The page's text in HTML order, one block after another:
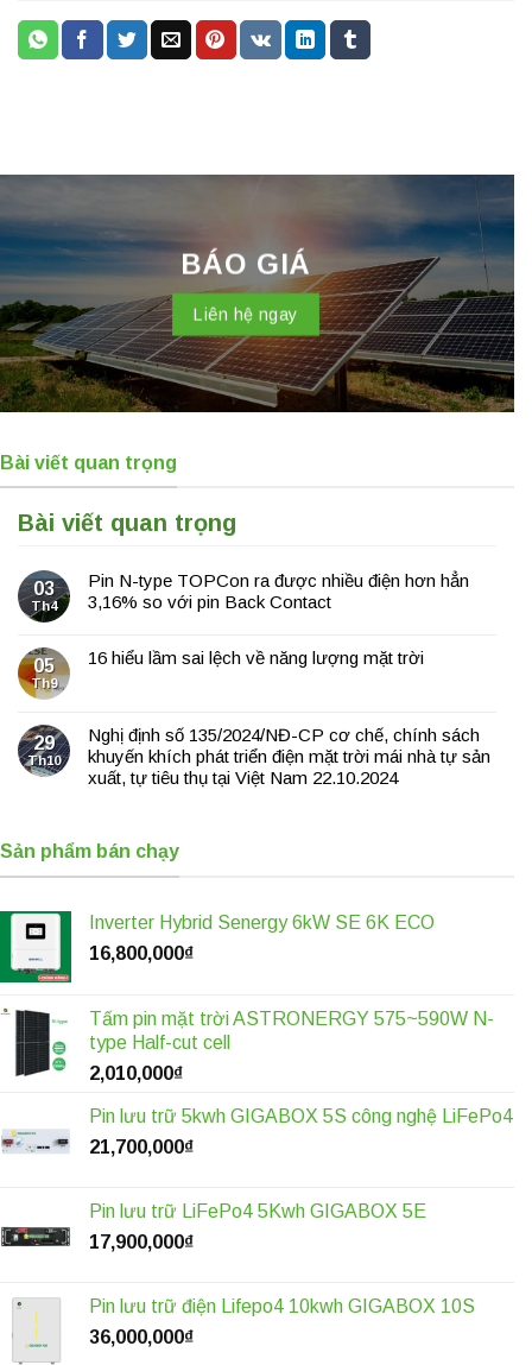
BÁO GIÁ
Liên hệ ngay
Bài viết quan trọng
Bài viết quan trọng
03
Th4
Pin N-type TOPCon ra được nhiều điện hơn hẳn
3,16% so với pin Back Contact
05
Th9
16 hiểu lầm sai lệch về năng lượng mặt trời
29
Th10
Nghị định số 135/2024/NĐ-CP cơ chế, chính sách
khuyến khích phát triển điện mặt trời mái nhà tự sản
xuất, tự tiêu thụ tại Việt Nam 22.10.2024
Sản phẩm bán chạy
Inverter Hybrid Senergy 6kW SE 6K ECO
16,800,000₫
Tấm pin mặt trời ASTRONERGY 575~590W N-
type Half-cut cell
2,010,000₫
Pin lưu trữ 5kwh GIGABOX 5S công nghệ LiFePo4
21,700,000₫
Pin lưu trữ LiFePo4 5Kwh GIGABOX 5E
17,900,000₫
Pin lưu trữ điện Lifepo4 10kwh GIGABOX 10S
36,000,000₫